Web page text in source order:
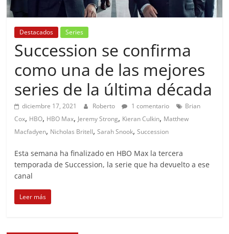
Destacados Series
Succession se confirma
como una de las mejores
series de la última década
diciembre 17, 2021 Roberto 1 comentario
Brian
Cox, HBO, HBO Max, Jeremy Strong, Kieran Culkin, Matthew
Macfadyen, Nicholas Britell,Sarah Snook,Succession
Esta semana ha finalizado en HBO Max la tercera
temporada de Succession, la serie que ha devuelto a ese
canal
Leer más